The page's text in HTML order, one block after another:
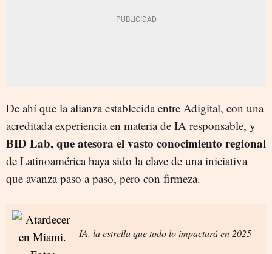
De ahí que la alianza establecida entre Adigital, con una
acreditada experiencia en materia de IA responsable, y
BID Lab, que atesora el vasto conocimiento regional
de Latinoamérica haya sido la clave de una iniciativa
que avanza paso a paso, pero con firmeza.
IA, la estrella que todo lo impactará en 2025